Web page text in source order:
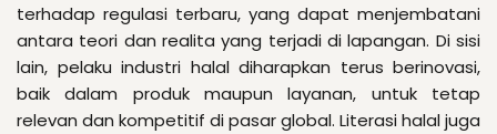
terhadap regulasi terbaru, yang dapat menjembatani
antara teori dan realita yang terjadi di lapangan. Di sisi
lain, pelaku industri halal diharapkan terus berinovasi,
baik dalam produk maupun layanan, untuk tetap
relevan dan kompetitif di pasar global. Literasi halal juga